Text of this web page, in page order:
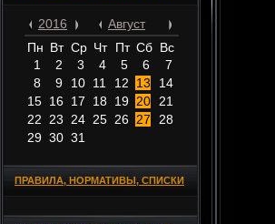
2016
Август
Пн Вт Ср Чт Пт Сб Вс
1
2 3 4 5 6
7
8
9 10 11 12 13
14
15 16 17 18 19 20
21
22
23 24 25 26 27
28
29 30 31
ПРАВИЛА, НОРМАТИВЫ, СПИСКИ